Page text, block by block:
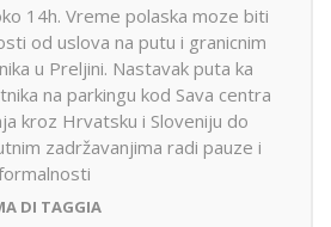
14h. Vreme polaska moze biti
od uslova na putu i granicnim
u Preljini. Nastavak puta ka
na parkingu kod Sava centra
kroz Hrvatsku i Sloveniju do
zadržavanjima radi pauze i
DI TAGGIA